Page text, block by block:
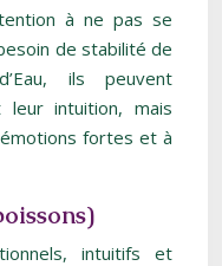
à ne pas se
de stabilité de
ils peuvent
intuition, mais
fortes et à
intuitifs et